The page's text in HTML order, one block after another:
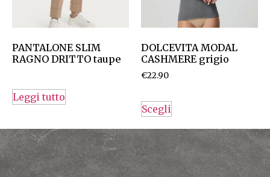
PANTALONE SLIM
RAGNO DRITTO taupe
Leggi tutto
DOLCEVITA MODAL
CASHMERE grigio
€22.90
Scegli